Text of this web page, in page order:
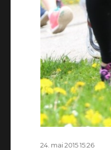
Postitatud
24. mai 2015 15:26